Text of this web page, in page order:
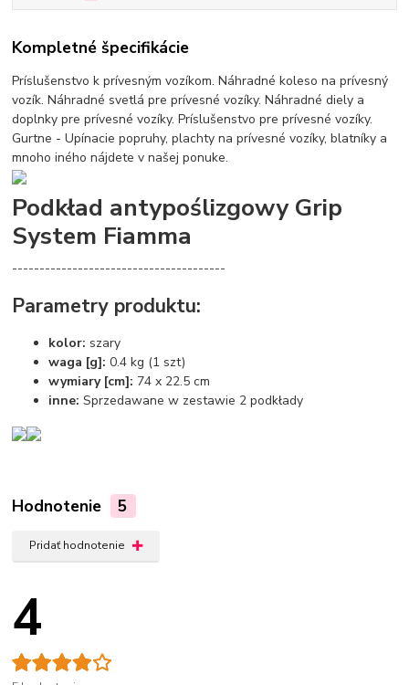
Kompletné špecifikácie
Príslušenstvo k prívesným vozíkom. Náhradné koleso na prívesný
vozík. Náhradné svetlá pre prívesné vozíky. Náhradné diely a
doplnky pre prívesné vozíky. Príslušenstvo pre prívesné vozíky.
Gurtne - Upínacie popruhy, plachty na prívesné vozíky, blatníky a
mnoho iného nájdete v našej ponuke.
Podkład antypoślizgowy Grip
System Fiamma
---------------------------------------
Parametry produktu:
kolor: szary
waga [g]: 0.4 kg (1 szt)
wymiary [cm]: 74 x 22.5 cm
inne: Sprzedawane w zestawie 2 podkłady
Hodnotenie 5
Pridať hodnotenie
4